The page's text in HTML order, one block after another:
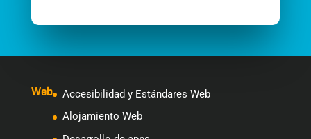
Web
Accesibilidad y Estándares Web
Alojamiento Web